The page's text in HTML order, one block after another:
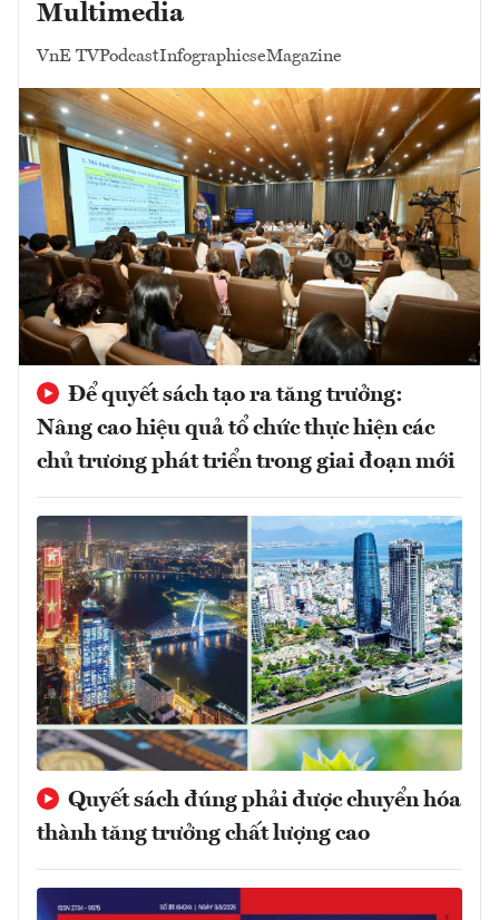
Multimedia
VnE TVPodcastInfographicseMagazine
Để quyết sách tạo ra tăng trưởng:
Nâng cao hiệu quả tổ chức thực hiện các
chủ trương phát triển trong giai đoạn mới
Quyết sách đúng phải được chuyển hóa
thành tăng trưởng chất lượng cao